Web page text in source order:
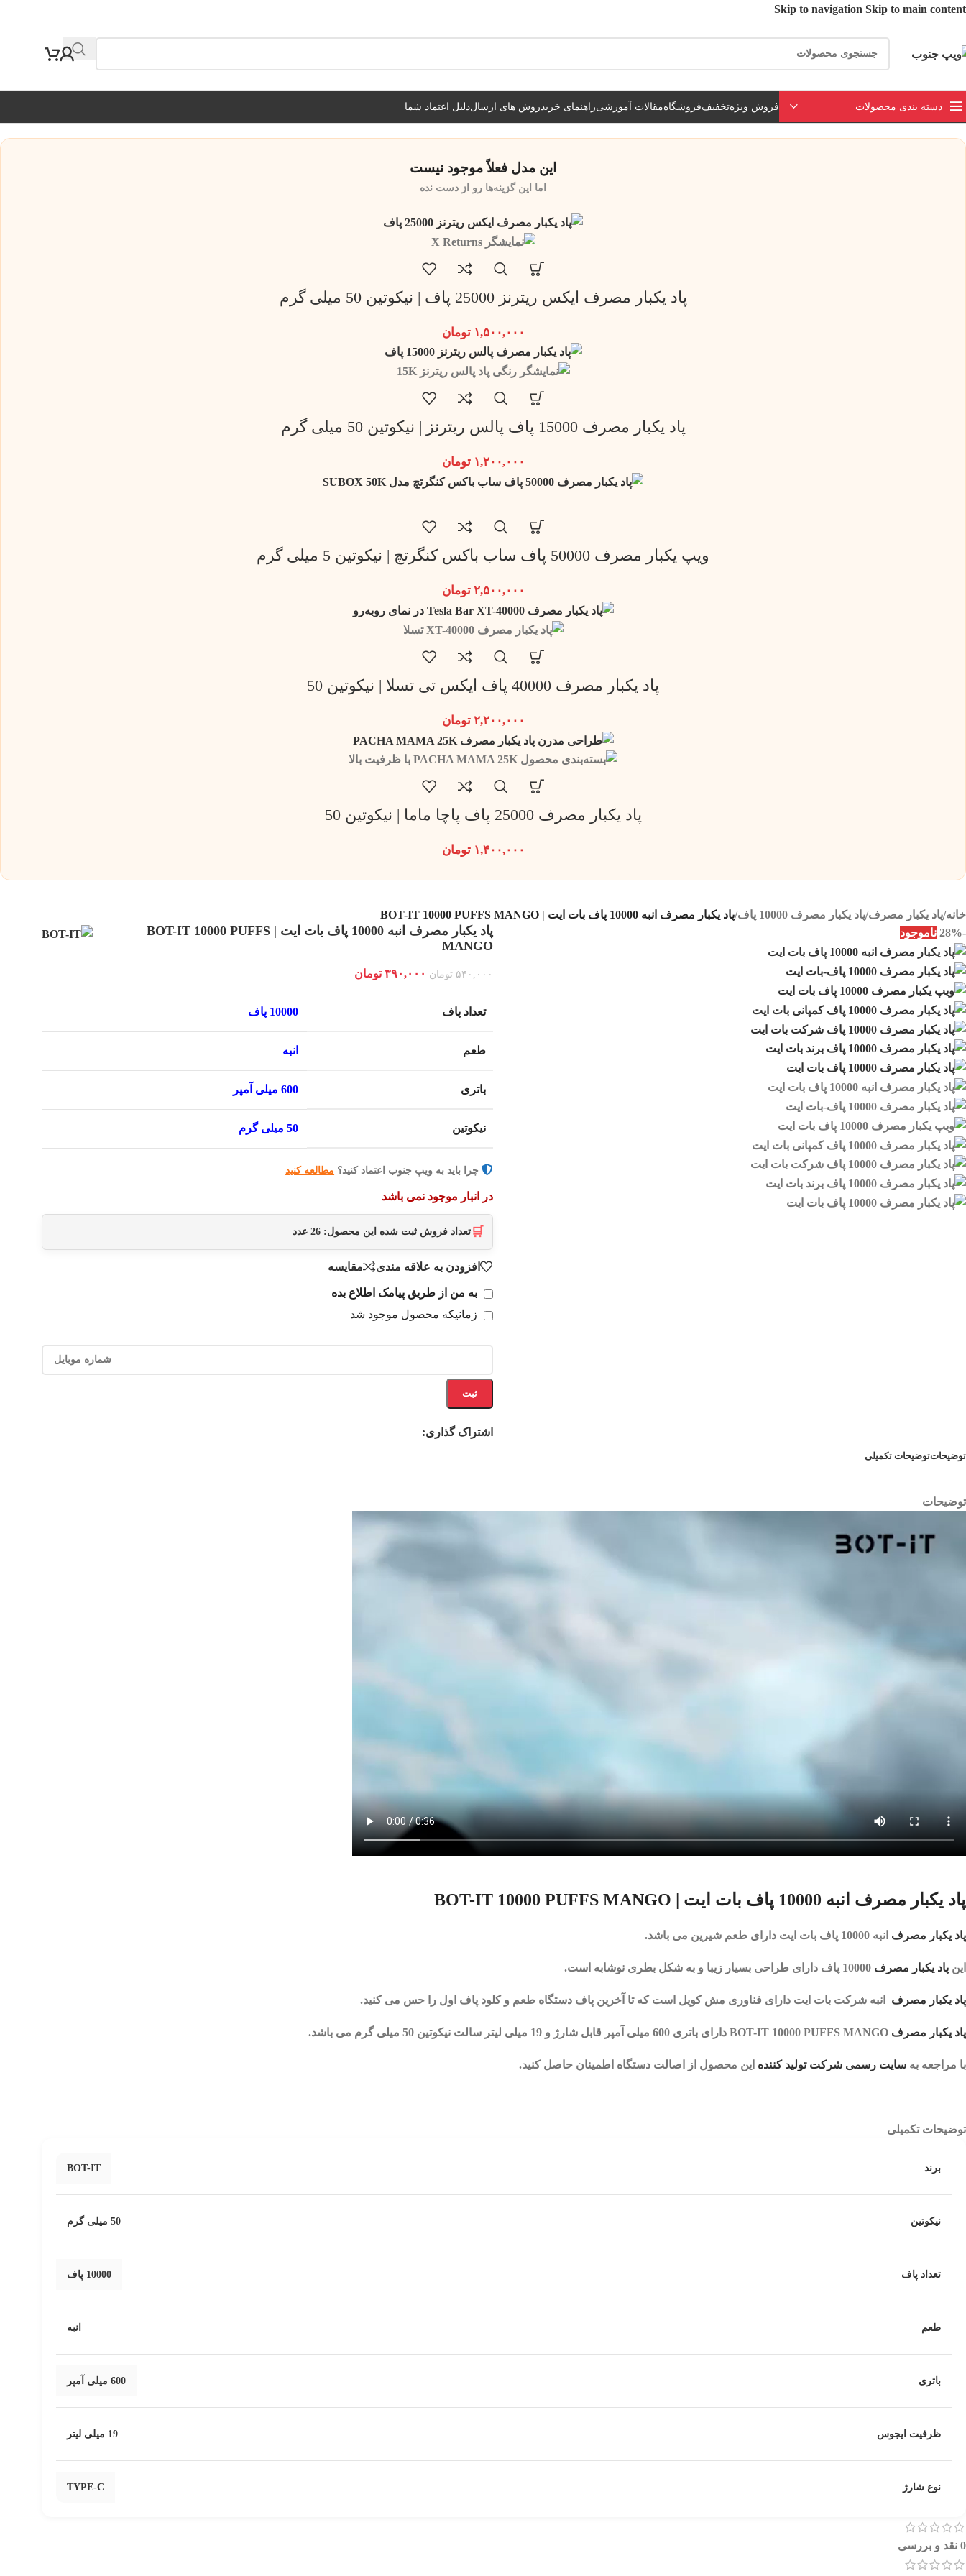
Skip to navigation Skip to main content
دسته بندی محصولات فروش ویژهتخفیففروشگاهمقالات آموزشیراهنمای خریدروش های ارسالدلیل اعتماد شما
این مدل فعلاً موجود نیست
اما این گزینه‌ها رو از دست نده
پاد یکبار مصرف ایکس ریترنز 25000 پاف | نیکوتین 50 میلی گرم
۱,۵۰۰,۰۰۰ تومان
پاد یکبار مصرف 15000 پاف پالس ریترنز | نیکوتین 50 میلی گرم
۱,۲۰۰,۰۰۰ تومان
ویپ یکبار مصرف 50000 پاف ساب باکس کنگرتچ | نیکوتین 5 میلی گرم
۲,۵۰۰,۰۰۰ تومان
پاد یکبار مصرف 40000 پاف ایکس تی تسلا | نیکوتین 50
۲,۲۰۰,۰۰۰ تومان
پاد یکبار مصرف 25000 پاف پاچا ماما | نیکوتین 50
۱,۴۰۰,۰۰۰ تومان
خانه/پاد یکبار مصرف/پاد یکبار مصرف 10000 پاف /پاد یکبار مصرف انبه 10000 پاف بات ایت | BOT-IT 10000 PUFFS MANGO
-28%
ناموجود
پاد یکبار مصرف انبه 10000 پاف بات ایت | BOT-IT 10000 PUFFS
MANGO
۵۴۰,۰۰۰ تومان ۳۹۰,۰۰۰ تومان
تعداد پاف 10000 پاف
طعم انبه
باتری 600 میلی آمپر
نیکوتین 50 میلی گرم
چرا باید به ویپ جنوب اعتماد کنید؟ مطالعه کنید
در انبار موجود نمی باشد
🛒 تعداد فروش ثبت شده این محصول: 26عدد
افزودن به علاقه مندی مقایسه
به من از طریق پیامک اطلاع بده
زمانیکه محصول موجود شد
ثبت
اشتراک گذاری:
توضیحاتتوضیحات تکمیلی
توضیحات
پاد یکبار مصرف انبه 10000 پاف بات ایت | BOT-IT 10000 PUFFS MANGO
پاد یکبار مصرف انبه 10000 پاف بات ایت دارای طعم شیرین می باشد.
این پاد یکبار مصرف دارای طراحی بسیار زیبا و به شکل بطری نوشابه است.
پاد یکبار مصرف انبه شرکت بات ایت دارای فناوری مش کویل است که تا آخرین پاف دستگاه طعم و کلود پاف اول را حس می کنید.
پاد یکبار مصرف دارای باتری 600 میلی آمپر قابل شارژ و 19 میلی لیتر سالت نیکوتین 50 میلی گرم می باشد.
با مراجعه به سایت رسمی شرکت تولید کننده این محصول از اصالت دستگاه اطمینان حاصل کنید.
توضیحات تکمیلی
برند BOT-IT
نیکوتین 50 میلی گرم
تعداد پاف 10000 پاف
طعم انبه
باتری 600 میلی آمپر
ظرفیت ایجوس 19 میلی لیتر
نوع شارژ TYPE-C
0 نقد و بررسی